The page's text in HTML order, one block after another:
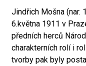
Jindřich Mošna (nar.
6.května 1911 v
předních herců
charakterních rolí i
tvorby pak byly